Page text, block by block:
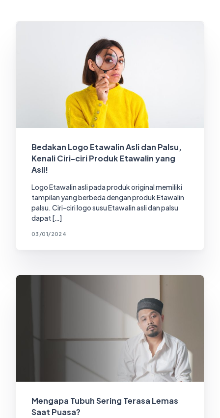
Bedakan Logo Etawalin Asli dan Palsu,
Kenali Ciri-ciri Produk Etawalin yang
Asli!
Logo Etawalin asli pada produk original memiliki
tampilan yang berbeda dengan produk Etawalin
palsu. Ciri-ciri logo susu Etawalin asli dan palsu
dapat […]
03/01/2024
Mengapa Tubuh Sering Terasa Lemas
Saat Puasa?